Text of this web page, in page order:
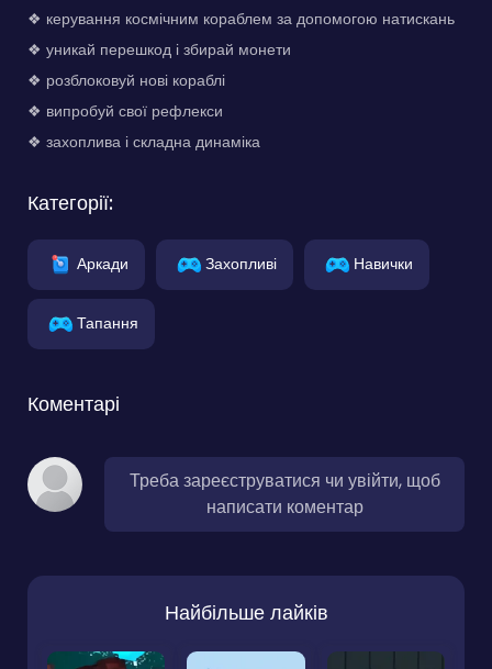
❖ керування космічним кораблем за допомогою натискань
❖ уникай перешкод і збирай монети
❖ розблоковуй нові кораблі
❖ випробуй свої рефлекси
❖ захоплива і складна динаміка
Категорії:
Аркади Захопливі Навички
Тапання
Коментарі
Треба зареєструватися чи увійти, щоб
написати коментар
Найбільше лайків